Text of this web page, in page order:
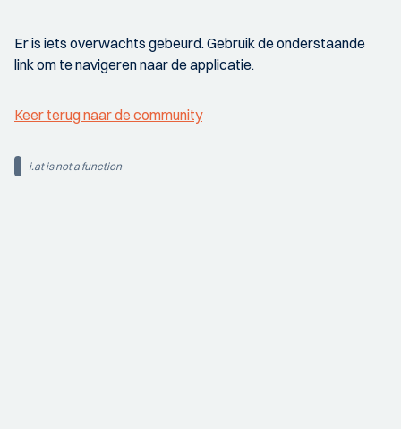
Er is iets overwachts gebeurd. Gebruik de onderstaande
link om te navigeren naar de applicatie.
Keer terug naar de community
i.at is not a function